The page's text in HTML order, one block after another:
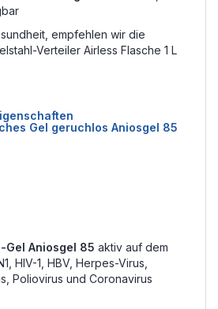
empfehlen wir die
Verteiler Airless Flasche 1 L
Gel geruchlos Aniosgel 85
Gel Aniosgel 85 aktiv auf dem
HIV-1, HBV, Herpes-Virus,
Poliovirus und Coronavirus